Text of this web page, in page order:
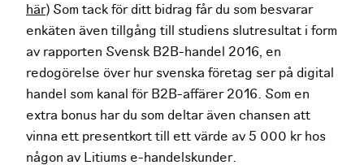
här) Som tack för ditt bidrag får du som besvarar
enkäten även tillgång till studiens slutresultat i form
av rapporten Svensk B2B-handel 2016, en
redogörelse över hur svenska företag ser på digital
handel som kanal för B2B-affärer 2016. Som en
extra bonus har du som deltar även chansen att
vinna ett presentkort till ett värde av 5 000 kr hos
någon av Litiums e-handelskunder.